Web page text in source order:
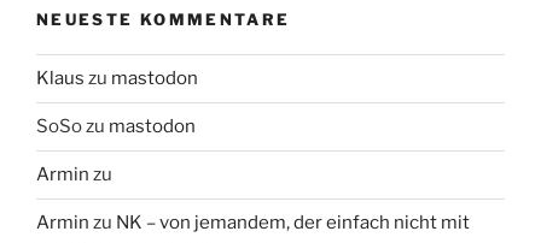
NEUESTE KOMMENTARE
Klaus zu mastodon
SoSozu mastodon
Armin zu
Armin zu NK – von jemandem, der einfach nicht mit